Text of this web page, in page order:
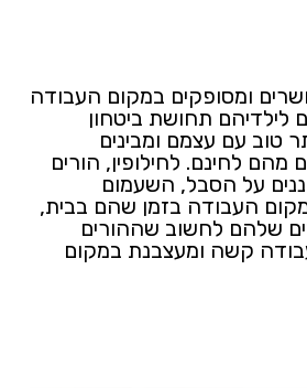
ומסופקים במקום העבודה
לילדיהם תחושת ביטחון
טוב עם עצמם ומבינים
מהם לחינם. לחילופין, הורים
על הסבל, השעמום
העבודה בזמן שהם בבית,
שלהם לחשוב שההורים
קשה ומעצבנת במקום